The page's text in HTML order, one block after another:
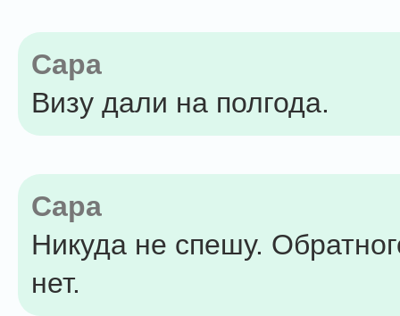
Capa
Визу дали на полгода.
Capa
Никуда не спешу.
нет.